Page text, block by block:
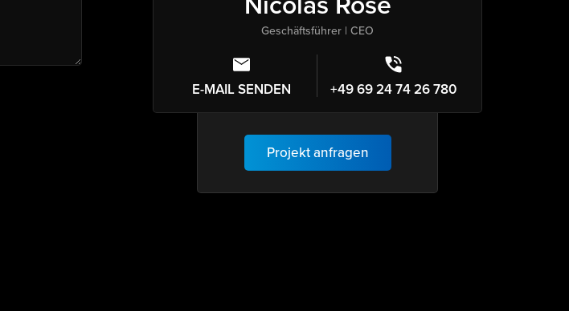
Geschäftsführer | CEO
E-MAIL SENDEN +49 69 24 74 26 780
Projekt anfragen